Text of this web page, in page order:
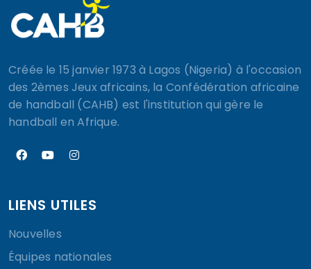
Créée le 15 janvier 1973 à Lagos (Nigeria) à l'occasion
des 2èmes Jeux africains, la Confédération africaine
de handball (CAHB) est l'institution qui gère le
handball en Afrique.
LIENS UTILES
Nouvelles
Équipes nationales